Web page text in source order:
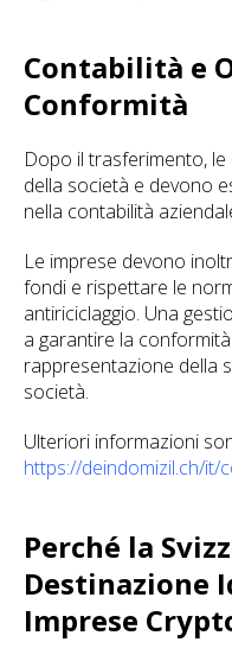
Contabilità e
Conformità
Dopo il trasferimento,
della società e devono
nella contabilità
Le imprese devono
fondi e rispettare le
antiriciclaggio. Una
a garantire la
rappresentazione della
società.
Ulteriori informazioni
https://deindomizil.ch/it/
Perché la
Destinazione
Imprese